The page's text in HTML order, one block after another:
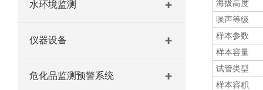
水环境监测
仪器设备
危化品监测预警系统
海拔高度
噪声等级
样本参数
样本容量
试管类型
样本容积